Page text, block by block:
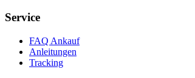
Service
FAQ Ankauf
Anleitungen
Tracking